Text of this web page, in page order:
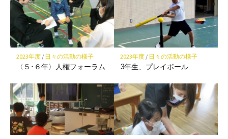
マ
ー
ク
に
保
存
2023年度/ 日々の活動の様子
〈５･６年〉人権フォーラム
2023年度/ 日々の活動の様子
3年生、プレイボール